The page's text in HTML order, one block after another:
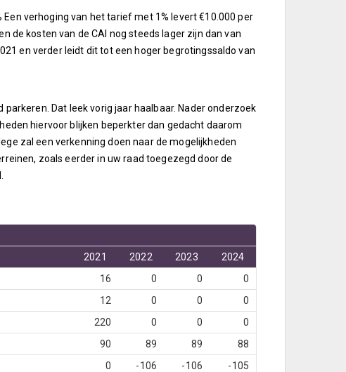
verhoging van het tarief met 1% levert €10.000 per
de kosten van de CAI nog steeds lager zijn dan van
en verder leidt dit tot een hoger begrotingssaldo van
Dat leek vorig jaar haalbaar. Nader onderzoek
hiervoor blijken beperkter dan gedacht daarom
zal een verkenning doen naar de mogelijkheden
zoals eerder in uw raad toegezegd door de
2021 2022 2023
2024
16 0 0
0
12 0 0
0
220 0 0
0
90 89 89
88
0 -106 -106
-105